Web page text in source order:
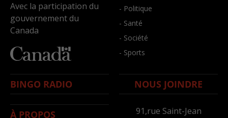
Avec la participation du
gouvernement du
Canada
- Politique
- Santé
- Société
- Sports
BINGO RADIO
À PROPOS
NOUS JOINDRE
91,rue Saint-Jean